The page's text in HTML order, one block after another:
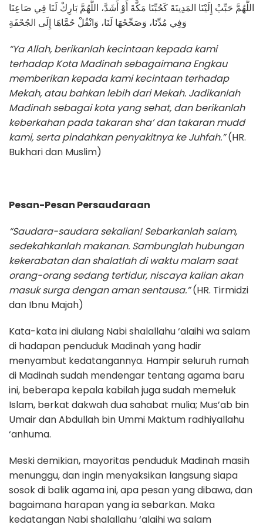
اللَّهُمَّ حَبِّبْ إِلَيْنَا المَدِينَةَ كَحُبِّنَا مَكَّةَ أَوْ أَشَدَّ، اللَّهُمَّ بَارِكْ لَنَا فِي صَاعِنَا
وَفِي مُدِّنَا، وَصَحِّحْهَا لَنَا، وَانْقُلْ حُمَّاهَا إِلَى الجُحْفَةِ
“Ya Allah, berikanlah kecintaan kepada kami
terhadap Kota Madinah sebagaimana Engkau
memberikan kepada kami kecintaan terhadap
Mekah, atau bahkan lebih dari Mekah. Jadikanlah
Madinah sebagai kota yang sehat, dan berikanlah
keberkahan pada takaran sha’ dan takaran mudd
kami, serta pindahkan penyakitnya ke Juhfah.”(HR.
Bukhari dan Muslim)
Pesan-Pesan Persaudaraan
“Saudara-saudara sekalian! Sebarkanlah salam,
sedekahkanlah makanan. Sambunglah hubungan
kekerabatan dan shalatlah di waktu malam saat
orang-orang sedang tertidur, niscaya kalian akan
masuk surga dengan aman sentausa.”(HR. Tirmidzi
dan Ibnu Majah)
Kata-kata ini diulang Nabi shalallahu ‘alaihi wa salam
di hadapan penduduk Madinah yang hadir
menyambut kedatangannya. Hampir seluruh rumah
di Madinah sudah mendengar tentang agama baru
ini, beberapa kepala kabilah juga sudah memeluk
Islam, berkat dakwah dua sahabat mulia; Mus’ab bin
Umair dan Abdullah bin Ummi Maktum radhiyallahu
‘anhuma.
Meski demikian, mayoritas penduduk Madinah masih
menunggu, dan ingin menyaksikan langsung siapa
sosok di balik agama ini, apa pesan yang dibawa, dan
bagaimana harapan yang ia sebarkan. Maka
kedatangan Nabi shalallahu ‘alaihi wa salam